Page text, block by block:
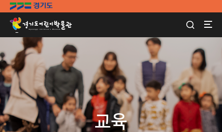
교육